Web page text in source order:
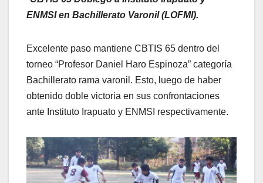
ENMSI en Bachillerato Varonil (LOFMI).
Excelente paso mantiene CBTIS 65 dentro del
torneo “Profesor Daniel Haro Espinoza” categoría
Bachillerato rama varonil. Esto, luego de haber
obtenido doble victoria en sus confrontaciones
ante Instituto Irapuato y ENMSI respectivamente.